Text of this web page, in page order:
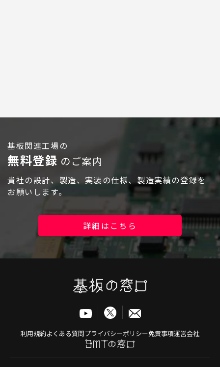
ログイン
基板関連工場の
無料登録 のご案内
貴社の設計、製造、実装の仕様、製造実績の登録を
お願いします。
詳細はこちら
利用規約よくある質問プライバシーポリシー免責事項運営会社